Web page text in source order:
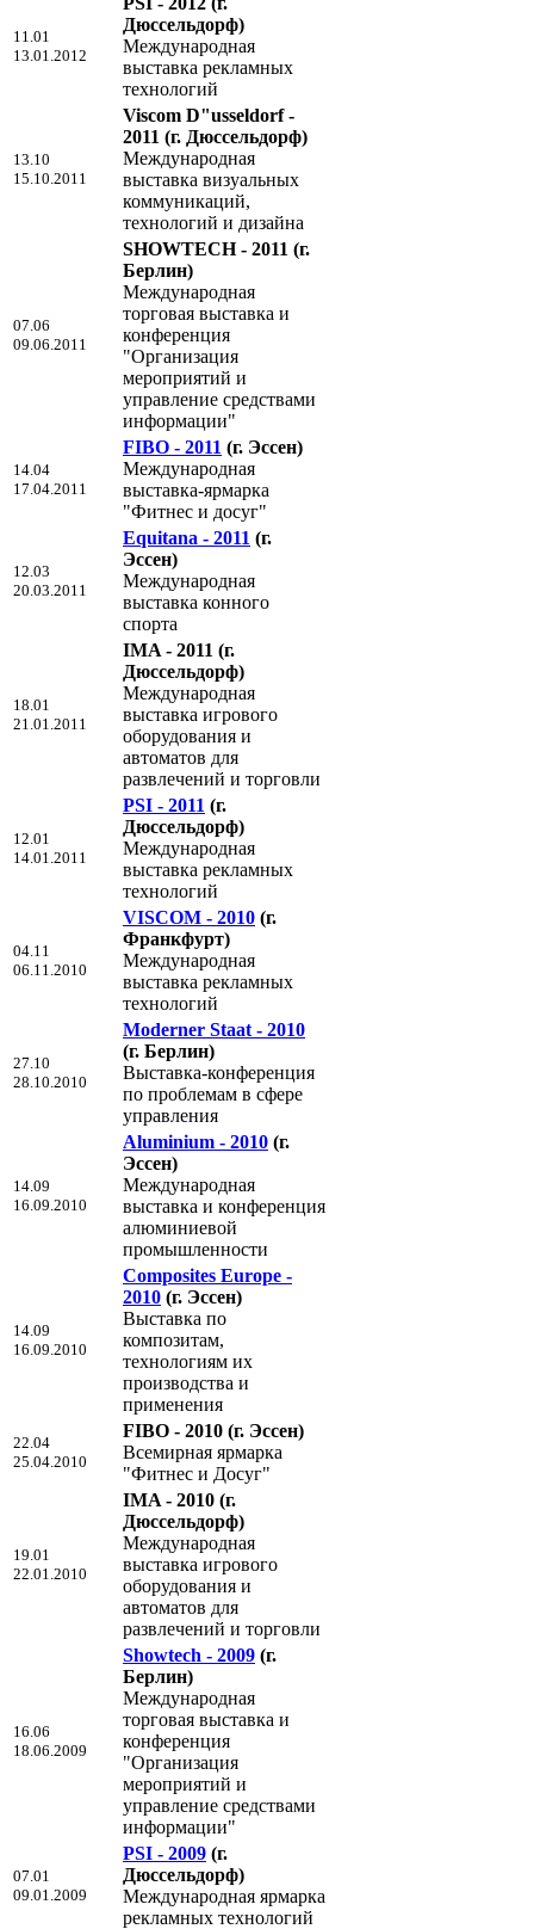
11.01
13.01.2012
Дюссельдорф)
Международная
выставка рекламных
технологий
13.10
15.10.2011
Viscom D"usseldorf -
2011 (г. Дюссельдорф)
Международная
выставка визуальных
коммуникаций,
технологий и дизайна
07.06
09.06.2011
SHOWTECH - 2011 (г.
Берлин)
Международная
торговая выставка и
конференция
"Организация
мероприятий и
управление средствами
информации"
14.04
17.04.2011
FIBO - 2011 (г. Эссен)
Международная
выставка-ярмарка
"Фитнес и досуг"
12.03
20.03.2011
Equitana - 2011 (г.
Эссен)
Международная
выставка конного
спорта
18.01
21.01.2011
IMA - 2011 (г.
Дюссельдорф)
Международная
выставка игрового
оборудования и
автоматов для
развлечений и торговли
12.01
14.01.2011
PSI - 2011 (г.
Дюссельдорф)
Международная
выставка рекламных
технологий
04.11
06.11.2010
VISCOM - 2010 (г.
Франкфурт)
Международная
выставка рекламных
технологий
27.10
28.10.2010
Moderner Staat - 2010
(г. Берлин)
Выставка-конференция
по проблемам в сфере
управления
14.09
16.09.2010
Aluminium - 2010 (г.
Эссен)
Международная
выставка и конференция
алюминиевой
промышленности
14.09
16.09.2010
Composites Europe -
2010 (г. Эссен)
Выставка по
композитам,
технологиям их
производства и
применения
22.04
25.04.2010
FIBO - 2010 (г. Эссен)
Всемирная ярмарка
"Фитнес и Досуг"
19.01
22.01.2010
IMA - 2010 (г.
Дюссельдорф)
Международная
выставка игрового
оборудования и
автоматов для
развлечений и торговли
16.06
18.06.2009
Showtech - 2009 (г.
Берлин)
Международная
торговая выставка и
конференция
"Организация
мероприятий и
управление средствами
информации"
07.01
09.01.2009
PSI - 2009 (г.
Дюссельдорф)
Международная ярмарка
рекламных технологий